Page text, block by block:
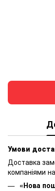
Умови
Доставка
компаніями
«Нова